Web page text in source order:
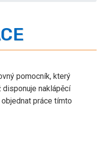
pomocník, který
naklápěcí
práce tímto